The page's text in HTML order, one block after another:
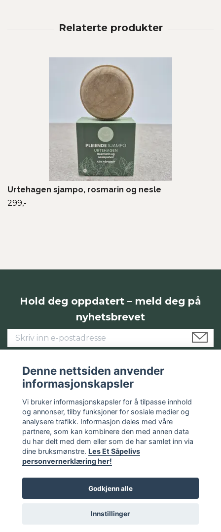
Urtehagen sjampo, rosmarin og nesle
299,-
Hold deg oppdatert – meld deg på
nyhetsbrevet
Om oss
Les mer
Sosiale medier
© 2026 Et Såpeliv
Denne nettsiden anvender
informasjonskapsler
Vi bruker informasjonskapsler for å tilpasse innhold
og annonser, tilby funksjoner for sosiale medier og
analysere trafikk. Informasjon deles med våre
partnere, som kan kombinere den med annen data
du har delt med dem eller som de har samlet inn via
dine bruksmønstre. Les Et Såpelivs
personvernerklæring her!
Godkjenn alle
Innstillinger